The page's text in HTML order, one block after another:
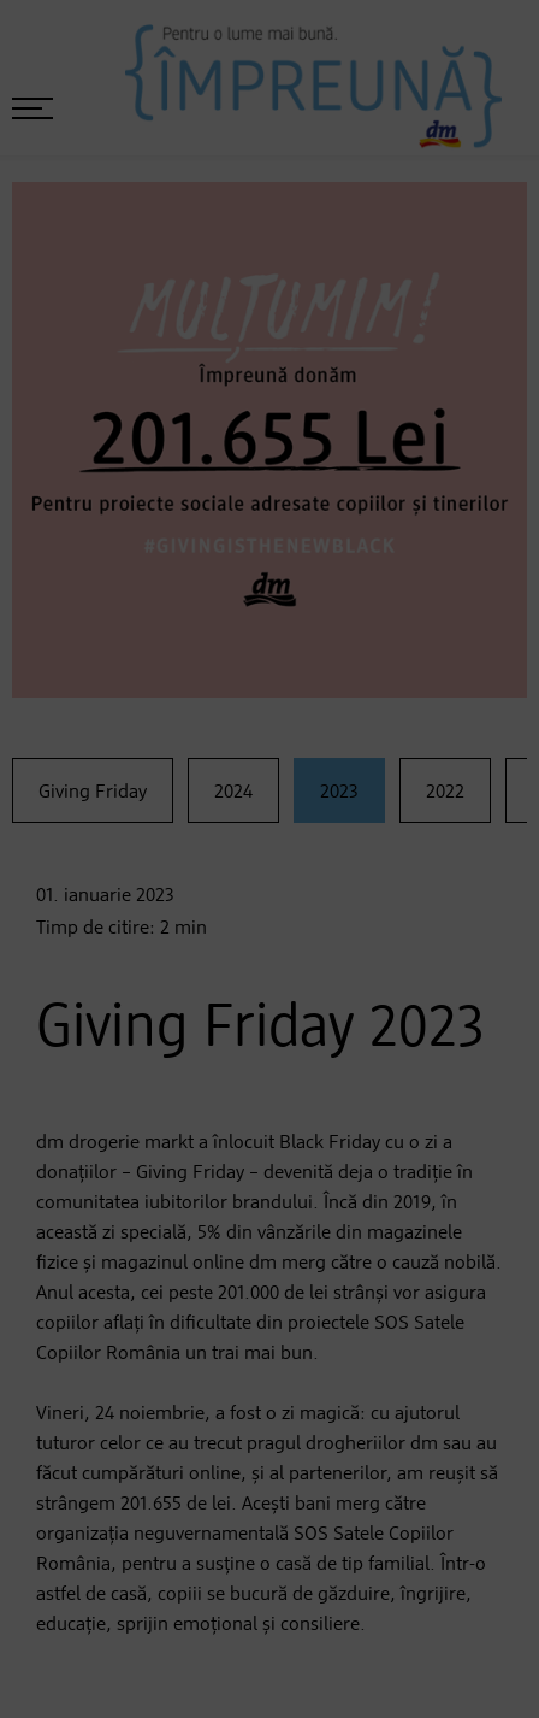
Giving Friday 2024 2023 2022
01. ianuarie 2023
Timp de citire: 2 min
Giving Friday 2023
dm drogerie markt a înlocuit Black Friday cu o zi a
donațiilor – Giving Friday – devenită deja o tradiție în
comunitatea iubitorilor brandului. Încă din 2019, în
această zi specială, 5% din vânzările din magazinele
fizice și magazinul online dm merg către o cauză nobilă.
Anul acesta, cei peste 201.000 de lei strânși vor asigura
copiilor aflați în dificultate din proiectele SOS Satele
Copiilor România un trai mai bun.
Vineri, 24 noiembrie, a fost o zi magică: cu ajutorul
tuturor celor ce au trecut pragul drogheriilor dm sau au
făcut cumpărături online, și al partenerilor, am reușit să
strângem 201.655 de lei. Acești bani merg către
organizația neguvernamentală SOS Satele Copiilor
România, pentru a susține o casă de tip familial. Într-o
astfel de casă, copiii se bucură de găzduire, îngrijire,
educație, sprijin emoțional și consiliere.